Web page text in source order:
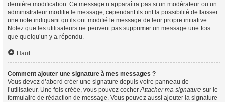
dernière modification. Ce message n’apparaîtra pas si un modérateur ou un
administrateur modifie le message, cependant ils ont la possibilité de laisser
une note indiquant qu’ils ont modifié le message de leur propre initiative.
Notez que les utilisateurs ne peuvent pas supprimer un message une fois
que quelqu’un y a répondu.
Haut
Comment ajouter une signature à mes messages ?
Vous devez d’abord créer une signature depuis votre panneau de
l’utilisateur. Une fois créée, vous pouvez cocherAttacher ma signature sur le
formulaire de rédaction de message. Vous pouvez aussi ajouter la signature